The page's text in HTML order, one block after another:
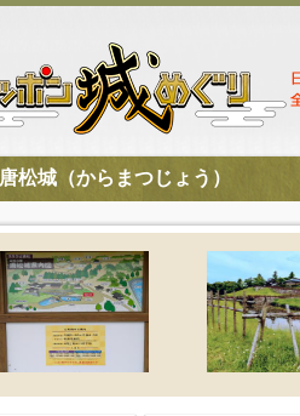
唐松城（からまつじょう）